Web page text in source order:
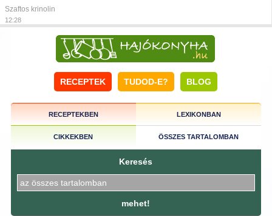
Szaftos krinolin
12:28
RECEPTEK TUDOD-E? BLOG
RECEPTEKBEN LEXIKONBAN
CIKKEKBEN ÖSSZES TARTALOMBAN
Keresés
mehet!